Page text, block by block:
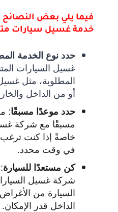
فيما يلي بعض
خدمة غسيل سيارات
حدد نوع الخدمة
غسيل السيارات
المطلوبة، مثل
أو من الداخل
حدد موعدًا مسبقًا:
مسبقًا مع شركة
خاصةً إذا كنت
في وقت محدد.
كن مستعدًا للسيارة:
شركة غسيل
السيارة من
الداخل قدر الإمكان.